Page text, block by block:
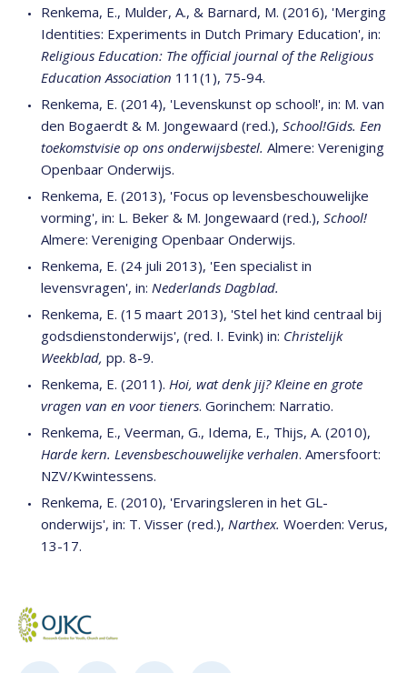
Renkema, E., Mulder, A., & Barnard, M. (2016), 'Merging
Identities: Experiments in Dutch Primary Education', in:
Religious Education: The official journal of the Religious
Education Association 111(1), 75-94.
Renkema, E. (2014), 'Levenskunst op school!', in: M. van
den Bogaerdt & M. Jongewaard (red.), School!Gids. Een
toekomstvisie op ons onderwijsbestel. Almere: Vereniging
Openbaar Onderwijs.
Renkema, E. (2013), 'Focus op levensbeschouwelijke
vorming', in: L. Beker & M. Jongewaard (red.), School!
Almere: Vereniging Openbaar Onderwijs.
Renkema, E. (24 juli 2013), 'Een specialist in
levensvragen', in: Nederlands Dagblad.
Renkema, E. (15 maart 2013), 'Stel het kind centraal bij
godsdienstonderwijs', (red. I. Evink) in: Christelijk
Weekblad, pp. 8-9.
Renkema, E. (2011). Hoi, wat denk jij? Kleine en grote
vragen van en voor tieners. Gorinchem: Narratio.
Renkema, E., Veerman, G., Idema, E., Thijs, A. (2010),
Harde kern. Levensbeschouwelijke verhalen. Amersfoort:
NZV/Kwintessens.
Renkema, E. (2010), 'Ervaringsleren in het GL-
onderwijs', in: T. Visser (red.), Narthex. Woerden: Verus,
13-17.